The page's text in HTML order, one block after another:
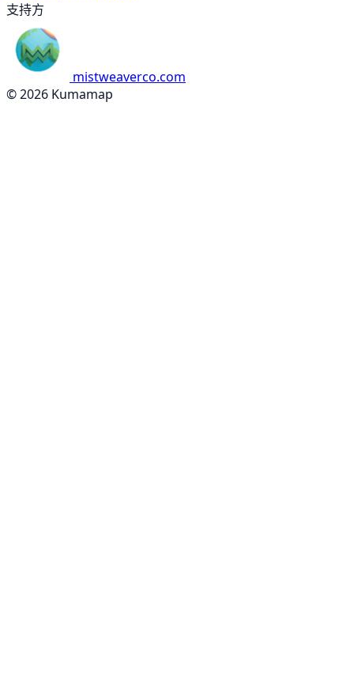
支持方
mistweaverco.com
© 2026 Kumamap